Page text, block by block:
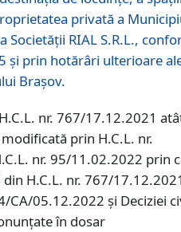
privată a
Societăţii RIAL S.R.L.,
și prin hotărâri ulterioare
Braşov.
nr. 767/17.12.2021
prin H.C.L. nr.
nr. 95/11.02.2022 prin
H.C.L. nr. 767/
CA/05.12.2022 și Deciziei
în dosar